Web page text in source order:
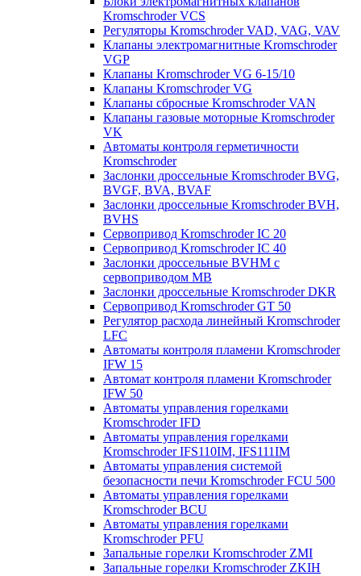
Kromschroder VCS
Регуляторы Kromschroder VAD, VAG, VAV
Клапаны электромагнитные Kromschroder
VGP
Клапаны Kromschroder VG 6-15/10
Клапаны Kromschroder VG
Клапаны сбросные Kromschroder VAN
Клапаны газовые моторные Kromschroder
VK
Автоматы контроля герметичности
Kromschroder
Заслонки дроссельные Kromschroder BVG,
BVGF, BVA, BVAF
Заслонки дроссельные Kromschroder BVH,
BVHS
Сервопривод Kromschroder IC 20
Сервопривод Kromschroder IC 40
Заслонки дроссельные BVHM с
сервоприводом МВ
Заслонки дроссельные Kromschroder DKR
Cервопривод Kromschroder GT 50
Регулятор расхода линейный Kromschroder
LFC
Автоматы контроля пламени Kromschroder
IFW 15
Автомат контроля пламени Kromschroder
IFW 50
Автоматы управления горелками
Kromschroder IFD
Автоматы управления горелками
Kromschroder IFS110IM, IFS111IM
Автоматы управления системой
безопасности печи Kromschroder FCU 500
Автоматы управления горелками
Kromschroder BCU
Автоматы управления горелками
Kromschroder PFU
Запальные горелки Kromschroder ZМI
Запальные горелки Kromschroder ZKIH